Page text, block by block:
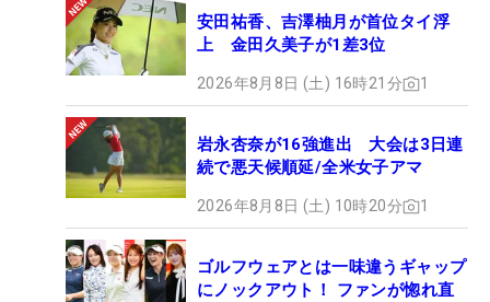
安田祐香、吉澤柚月が首位タイ浮
上 金田久美子が1差3位
2026年8月8日 (土) 16時21分 1
岩永杏奈が16強進出 大会は3日連
続で悪天候順延/全米女子アマ
2026年8月8日 (土) 10時20分 1
ゴルフウェアとは一味違うギャップ
にノックアウト！ ファンが惚れ直